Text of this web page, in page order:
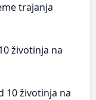
trajanja
životinja na
10 životinja na